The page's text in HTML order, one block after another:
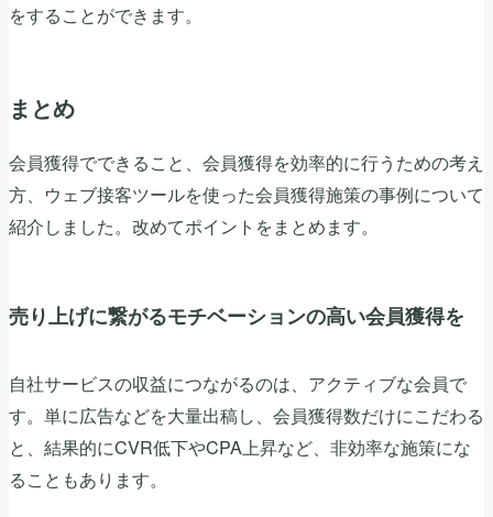
をすることができます。
まとめ
会員獲得でできること、会員獲得を効率的に行うための考え
方、ウェブ接客ツールを使った会員獲得施策の事例について
紹介しました。改めてポイントをまとめます。
売り上げに繋がるモチベーションの高い会員獲得を
自社サービスの収益につながるのは、アクティブな会員で
す。単に広告などを大量出稿し、会員獲得数だけにこだわる
と、結果的にCVR低下やCPA上昇など、非効率な施策にな
ることもあります。